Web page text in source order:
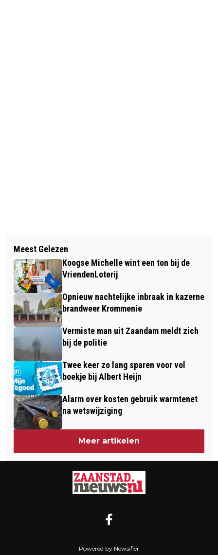
DURE PORSCHE IN VLAMMEN
OPGEGAAN IN ASSENDELFT
BOFI NA OVERTREDINGEN
VERGUNNING VERKOOP VUURWERK
KWIJT
Meest Gelezen
Koogse Michelle wint een ton bij de
VriendenLoterij
Opnieuw nachtelijke inbraak in kazerne
brandweer Krommenie
Vermiste man uit Zaandam meldt zich
bij de politie
Twee keer zo lang sparen voor vol
boekje bij Albert Heijn
Alarm over kosten gebruik warmtenet
na wetswijziging
Meer artikelen
Powered by Newsifier